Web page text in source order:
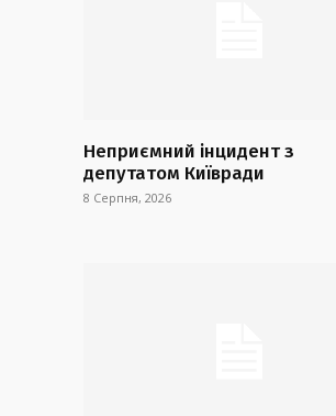
Неприємний інцидент з
депутатом Київради
8 Серпня, 2026